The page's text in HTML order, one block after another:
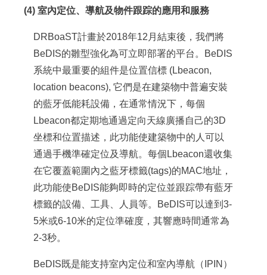
(4) 室內定位、導航及物件跟踪的應用和服務
DRBoaST計畫於2018年12月結束後，我們將
BeDIS的雛型強化為可立即部署的平台。BeDIS
系統中最重要的組件是位置信標 (Lbeacon,
location beacons), 它們是在建築物中普遍安裝
的藍牙低能耗設備，在通常情況下，每個
Lbeacon都定期地通過定向天線廣播自己的3D
坐標和位置描述，此功能使建築物中的人可以
通過手機準確定位及導航。每個Lbeacon還收集
在它覆蓋範圍內之藍牙標籤(tags)的MAC地址，
此功能使BeDIS能夠即時的定位並跟踪帶有藍牙
標籤的設備、工具、人員等。BeDIS可以達到3-
5米或6-10米的定位準確度，其響應時間通常為
2-3秒。
BeDIS既是能支持室內定位和室內導航（IPIN）